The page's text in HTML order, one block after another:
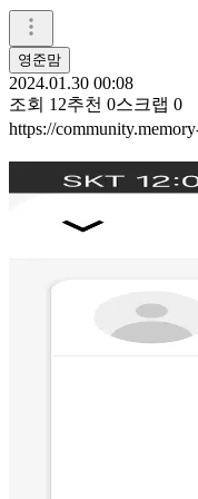
영준맘
2024.01.30 00:08
조회 12추천 0스크랩 0
https://